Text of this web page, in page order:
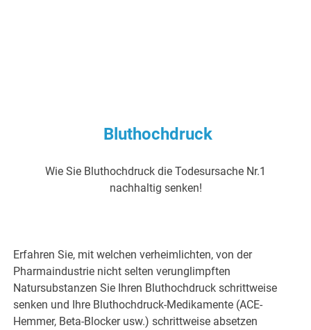
Bluthochdruck
Wie Sie Bluthochdruck die Todesursache Nr.1
nachhaltig senken!
Erfahren Sie, mit welchen verheimlichten, von der
Pharmaindustrie nicht selten verunglimpften
Natursubstanzen Sie Ihren Bluthochdruck schrittweise
senken und Ihre Bluthochdruck-Medikamente (ACE-
Hemmer, Beta-Blocker usw.) schrittweise absetzen